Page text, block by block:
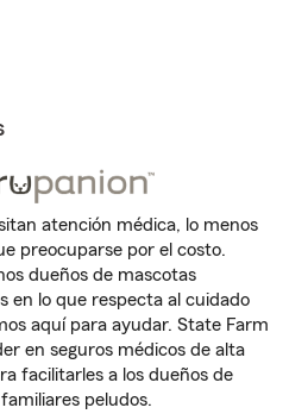
atención médica, lo menos
preocuparse por el costo.
dueños de mascotas
en lo que respecta al cuidado
aquí para ayudar. State Farm
en seguros médicos de alta
facilitarles a los dueños de
peludos.